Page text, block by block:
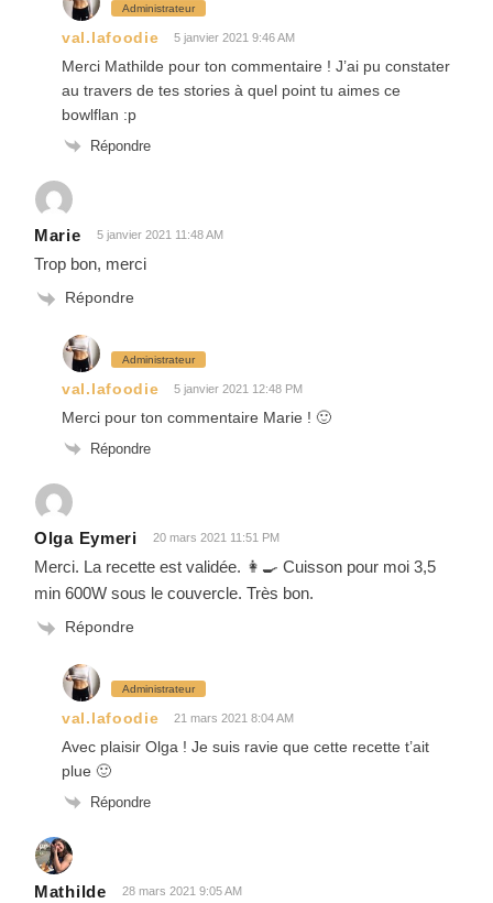
Administrateur
val.lafoodie 5 janvier 2021 9:46 AM
Merci Mathilde pour ton commentaire ! J’ai pu constater
au travers de tes stories à quel point tu aimes ce
bowlflan :p
Répondre
Marie 5 janvier 2021 11:48 AM
Trop bon, merci
Répondre
Administrateur
val.lafoodie 5 janvier 2021 12:48 PM
Merci pour ton commentaire Marie ! 🙂
Répondre
Olga Eymeri 20 mars 2021 11:51 PM
Merci. La recette est validée. 👩‍🍳 Cuisson pour moi 3,5
min 600W sous le couvercle. Très bon.
Répondre
Administrateur
val.lafoodie 21 mars 2021 8:04 AM
Avec plaisir Olga ! Je suis ravie que cette recette t’ait
plue 🙂
Répondre
Mathilde 28 mars 2021 9:05 AM